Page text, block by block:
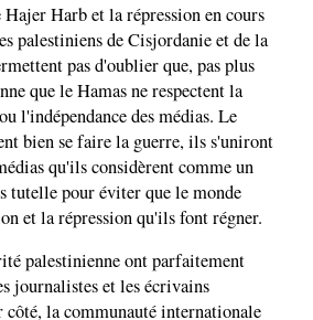
Harb et la répression en cours
palestiniens de Cisjordanie et de la
pas d'oublier que, pas plus
que le Hamas ne respectent la
l'indépendance des médias. Le
bien se faire la guerre, ils s'uniront
qu'ils considèrent comme un
tutelle pour éviter que le monde
et la répression qu'ils font régner.
palestinienne ont parfaitement
journalistes et les écrivains
côté, la communauté internationale